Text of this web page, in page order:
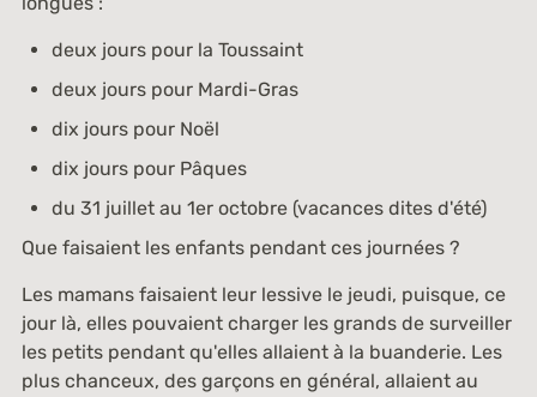
deux jours pour la Toussaint
deux jours pour Mardi-Gras
dix jours pour Noël
dix jours pour Pâques
du 31 juillet au 1er octobre (vacances dites d'été)
Que faisaient les enfants pendant ces journées ?
Les mamans faisaient leur lessive le jeudi, puisque, ce
jour là, elles pouvaient charger les grands de surveiller
les petits pendant qu'elles allaient à la buanderie. Les
plus chanceux, des garçons en général, allaient au